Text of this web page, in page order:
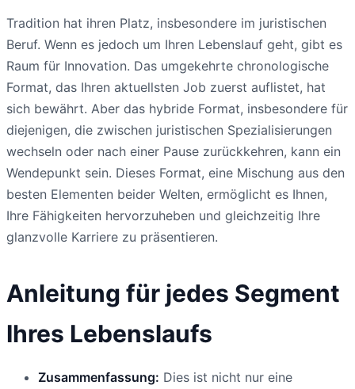
Tradition hat ihren Platz, insbesondere im juristischen
Beruf. Wenn es jedoch um Ihren Lebenslauf geht, gibt es
Raum für Innovation. Das umgekehrte chronologische
Format, das Ihren aktuellsten Job zuerst auflistet, hat
sich bewährt. Aber das hybride Format, insbesondere für
diejenigen, die zwischen juristischen Spezialisierungen
wechseln oder nach einer Pause zurückkehren, kann ein
Wendepunkt sein. Dieses Format, eine Mischung aus den
besten Elementen beider Welten, ermöglicht es Ihnen,
Ihre Fähigkeiten hervorzuheben und gleichzeitig Ihre
glanzvolle Karriere zu präsentieren.
Anleitung für jedes Segment
Ihres Lebenslaufs
Zusammenfassung: Dies ist nicht nur eine